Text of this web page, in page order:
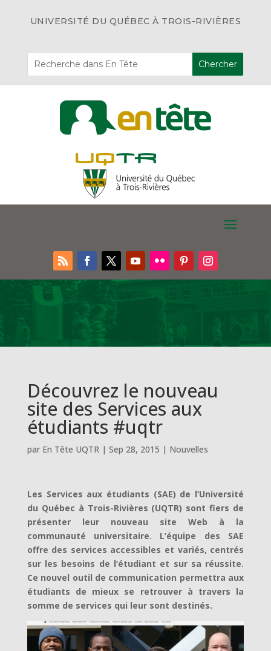
UNIVERSITÉ DU QUÉBEC À TROIS-RIVIÈRES
Découvrez le nouveau
site des Services aux
étudiants #uqtr
par En Tête UQTR| Sep 28, 2015 | Nouvelles
Les Services aux étudiants (SAE) de l’Université
du Québec à Trois-Rivières (UQTR) sont fiers de
présenter leur nouveau site Web à la
communauté universitaire. L’équipe des SAE
offre des services accessibles et variés, centrés
sur les besoins de l’étudiant et sur sa réussite.
Ce nouvel outil de communication permettra aux
étudiants de mieux se retrouver à travers la
somme de services qui leur sont destinés.